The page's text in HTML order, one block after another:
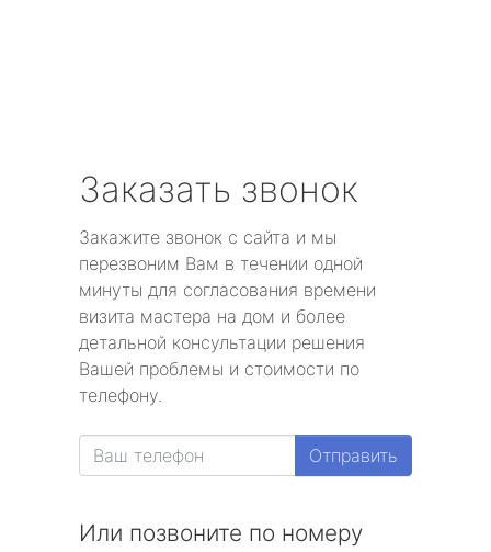
Заказать звонок
Закажите звонок с сайта и мы
перезвоним Вам в течении одной
минуты для согласования времени
визита мастера на дом и более
детальной консультации решения
Вашей проблемы и стоимости по
телефону.
Отправить
Или позвоните по номеру